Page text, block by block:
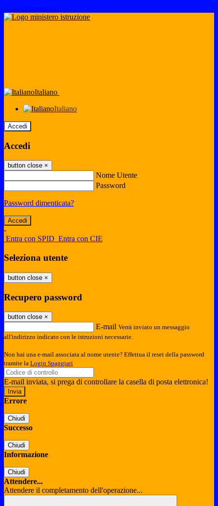
Italiano
Italiano
Accedi
Accedi
button close ×
Nome Utente
Password
Password dimenticata?
-
Entra con SPID Entra con CIE
Seleziona utente
button close ×
Recupero password
button close ×
E-mail Verrà inviato un messaggio
all'indirizzo indicato con le istruzioni necessarie.
Non hai una e-mail associata al nome utente? Effettua il reset della password
tramite la Login Spaggiari
E-mail inviata, si prega di controllare la casella di posta elettronica!
Errore
Chiudi
Successo
Chiudi
Informazione
Chiudi
Attendere...
Attendere il completamento dell'operazione...